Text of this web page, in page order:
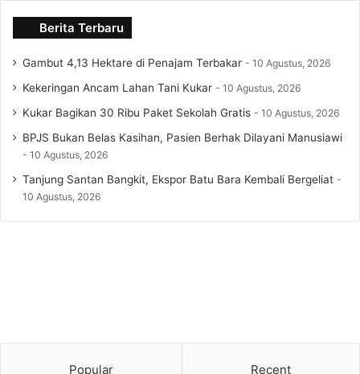
Berita Terbaru
Gambut 4,13 Hektare di Penajam Terbakar 10 Agustus, 2026
Kekeringan Ancam Lahan Tani Kukar 10 Agustus, 2026
Kukar Bagikan 30 Ribu Paket Sekolah Gratis 10 Agustus, 2026
BPJS Bukan Belas Kasihan, Pasien Berhak Dilayani Manusiawi
10 Agustus, 2026
Tanjung Santan Bangkit, Ekspor Batu Bara Kembali Bergeliat
10 Agustus, 2026
Popular Recent